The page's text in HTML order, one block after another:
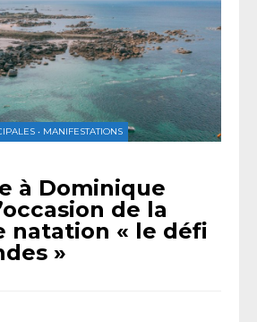
• MANIFESTATIONS
à Dominique
de la
natation « le défi
»